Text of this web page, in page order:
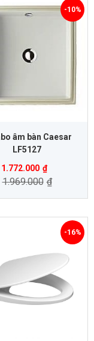
âm bàn Caesar
LF5127
1.772.000 ₫
1.969.000 ₫
-10%
-16%